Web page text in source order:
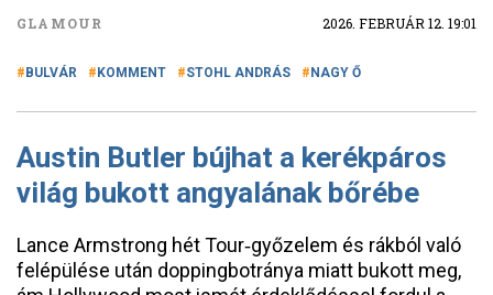
GLAMOUR 2026. FEBRUÁR 12. 19:01
BULVÁR KOMMENT STOHL ANDRÁS NAGY Ő
Austin Butler bújhat a kerékpáros
világ bukott angyalának bőrébe
Lance Armstrong hét Tour‑győzelem és rákból való
felépülése után doppingbotránya miatt bukott meg,